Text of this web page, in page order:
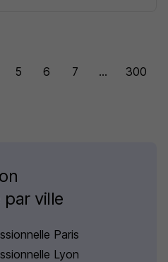
5 6 7 ... 300
par ville
Paris
Lyon